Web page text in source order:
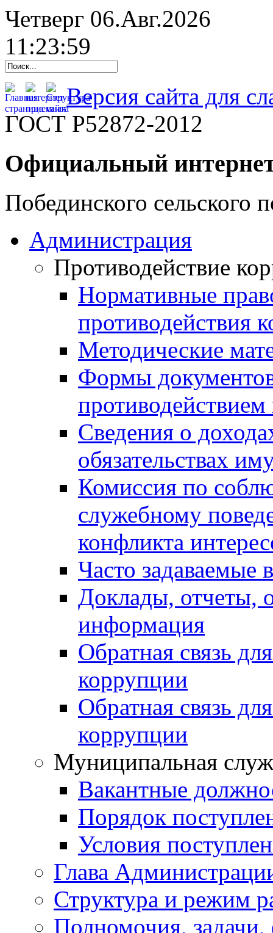
Четверг 06.Авг.2026
11:24:00
Версия сайта для
ГОСТ Р52872-2012
Официальный
Побединского сельского
Администрация
Противодействие
Нормативные
противодействия
Методические
Формы
Сведения о
обязательствах
Комиссия по
служебному
конфликта
Часто задаваемые
Доклады, отчеты,
информация
Обратная связь
коррупции
Обратная связь
коррупции
Муниципальная
Вакантные
Порядок
Условия
Глава
Структура и режим
Полномочия,